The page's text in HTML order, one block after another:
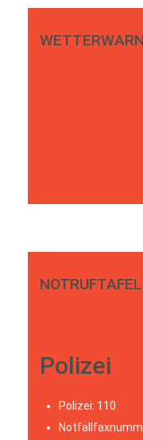
NOTRUFTAFEL
Polizei
Polizei: 110